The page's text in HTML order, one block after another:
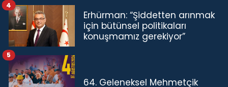
Erhürman: “Şiddetten arınmak
için bütünsel politikaları
konuşmamız gerekiyor”
4
64. Geleneksel Mehmetçik
5